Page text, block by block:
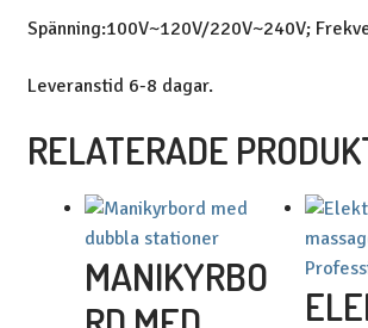
Spänning:100V~120V/220V~240V;
Leveranstid 6-8 dagar.
RELATERADE
MANIKYRBO